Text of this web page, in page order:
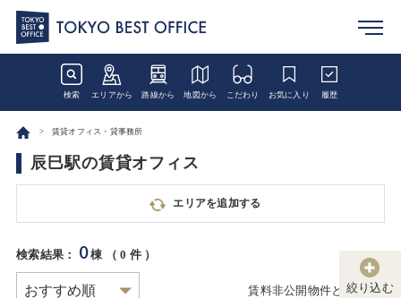
検索 エリアから 路線から 地図から こだわり お気に入り 履歴
賃貸オフィス・貸事務所
辰巳駅の賃貸オフィス
エリアを追加する
絞り込む
検索結果： 0棟 （0 件 ）
賃料非公開物件とは